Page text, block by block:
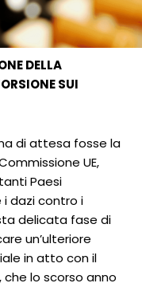
DELLA
SUI
di attesa fosse la
UE,
Paesi
i dazi contro i
delicata fase di
un’ulteriore
in atto con il
che lo scorso anno